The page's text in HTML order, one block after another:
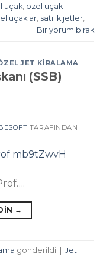
uçak, özel uçak
uçaklar, satılık jetler,
Bir yorum bırak
JET KIRALAMA
(SSB)
TARAFINDAN
→
gönderildi
Jet